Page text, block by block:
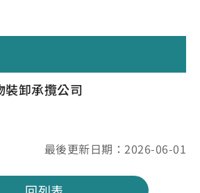
裝卸承攬公司
最後更新日期：2026-06-01